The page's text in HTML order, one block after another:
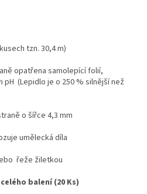
tzn. 30,4 m)
opatřena samolepící folií,
(Lepidlo je o 250 % silnější než
o šířce 4,3 mm
umělecká díla
řeže žiletkou
balení (20 Ks)